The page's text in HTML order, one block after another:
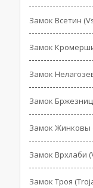
Замок Всетин
Замок
Замок
Замок
Замок Жинковы
Замок Врхлаби
Замок Троя